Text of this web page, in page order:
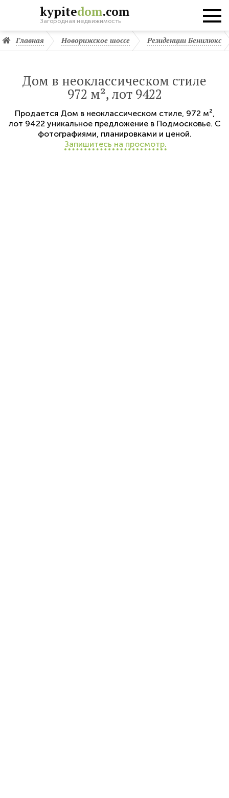
kypitedom.com
Загородная недвижимость
Главная Новорижское шоссе Резиденции Бенилюкс
Дом в неоклассическом стиле
972 м², лот 9422
Продается Дом в неоклассическом стиле, 972 м²,
лот 9422уникальное предложение в Подмосковье. С
фотографиями, планировками и ценой.
Запишитесь на просмотр.